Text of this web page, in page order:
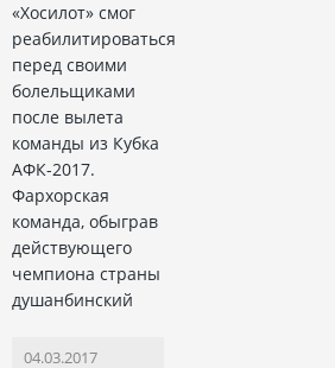
«Хосилот» смог
реабилитироваться
перед своими
болельщиками
после вылета
команды из Кубка
АФК-2017.
Фархорская
команда, обыграв
действующего
чемпиона страны
душанбинский
04.03.2017